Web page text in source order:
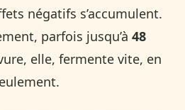
négatifs s’accumulent.
parfois jusqu’à 48
elle, fermente vite, en